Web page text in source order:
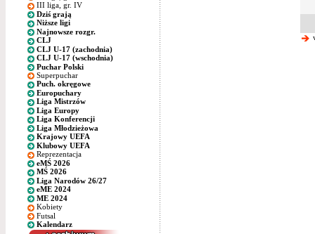
III liga, gr. IV
Dziś grają
Niższe ligi
Najnowsze rozgr.
CLJ
CLJ U-17 (zachodnia)
CLJ U-17 (wschodnia)
Puchar Polski
Superpuchar
Puch. okręgowe
Europuchary
Liga Mistrzów
Liga Europy
Liga Konferencji
Liga Młodzieżowa
Krajowy UEFA
Klubowy UEFA
Reprezentacja
eMŚ 2026
MŚ 2026
Liga Narodów 26/27
eME 2024
ME 2024
Kobiety
Futsal
Kalendarz